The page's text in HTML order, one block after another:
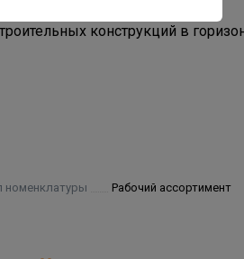
поверхностей.
конструкций в
номенклатуры Рабочий ассортимент